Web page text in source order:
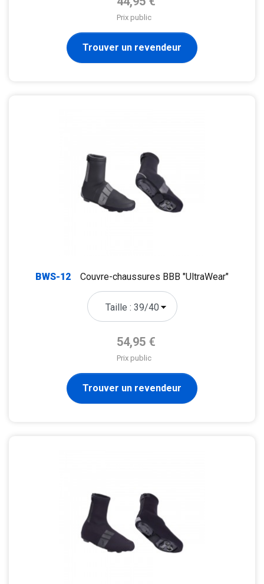
Prix public
Trouver un revendeur
BWS-12 Couvre-chaussures BBB "UltraWear"
Prix de base
54,95 €
Prix public
Trouver un revendeur